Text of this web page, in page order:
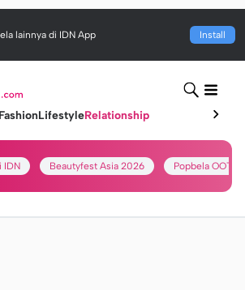
lainnya di IDN App Install
FashionLifestyleRelationship
IDN Beautyfest Asia 2026 Popbela OOTD